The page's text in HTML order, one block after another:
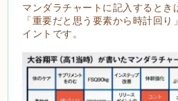
マンダラチャートに記入するとき
「重要だと思う要素から時計回
イントです。